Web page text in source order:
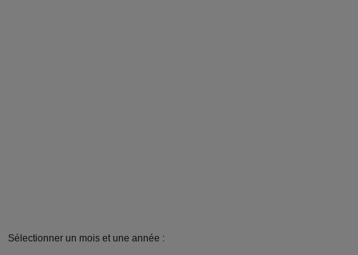
Sélectionner un mois et une année :